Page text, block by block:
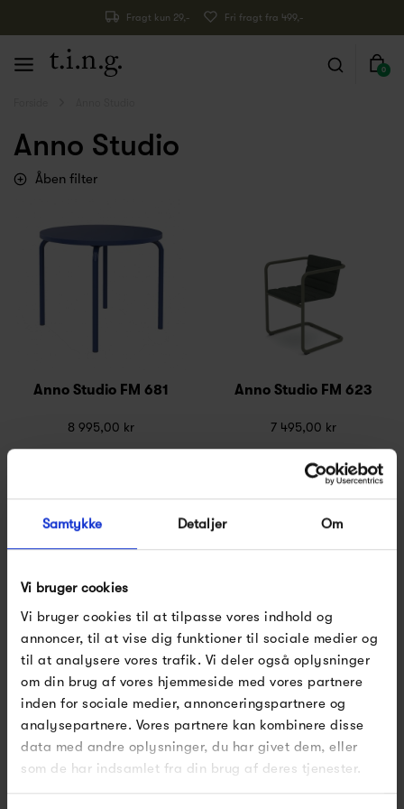
Samtykke Detaljer Om
Vi bruger cookies
Vi bruger cookies til at tilpasse vores indhold og
annoncer, til at vise dig funktioner til sociale medier og
til at analysere vores trafik. Vi deler også oplysninger
om din brug af vores hjemmeside med vores partnere
inden for sociale medier, annonceringspartnere og
analysepartnere. Vores partnere kan kombinere disse
data med andre oplysninger, du har givet dem, eller
som de har indsamlet fra din brug af deres tjenester.
Fragt kun 29,- Fri fragt fra 499,-
0
Anno Studio
Åben filter
Anno Studio FM 681
8 995,00 kr
Anno Studio FM 623
7 495,00 kr
Anno Studio FM 630
2 195,00 kr
Anno Studio FM 627
3 295,00 kr